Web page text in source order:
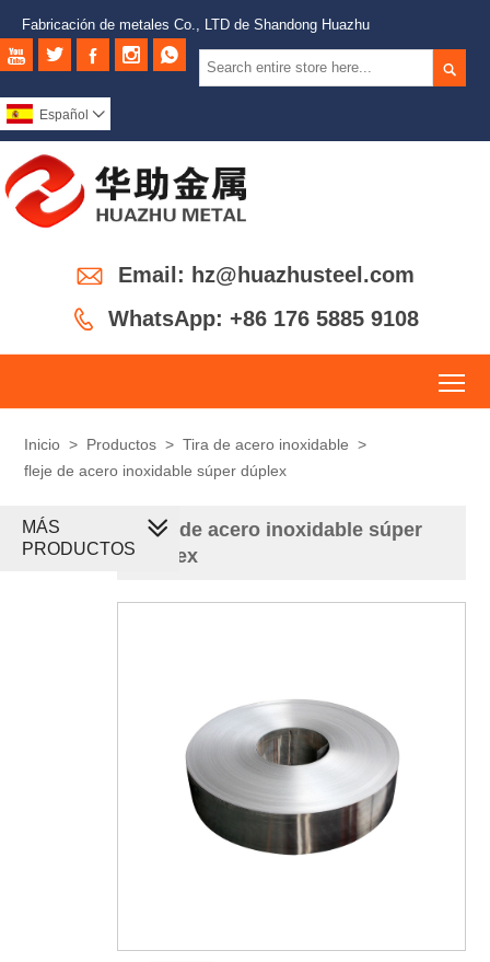
Fabricación de metales Co., LTD de Shandong Huazhu

    
Español 
 Email: hz@huazhusteel.com
 WhatsApp: +86 176 5885 9108
Inicio > Productos > Tira de acero inoxidable >
fleje de acero inoxidable súper dúplex
fleje de acero inoxidable súper
dúplex
MÁS
PRODUCTOS